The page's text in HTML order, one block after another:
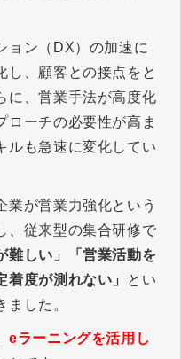
ョン（DX）の加速に
し、顧客との接点をと
に、営業手法が高度化
ローチの必要性が高ま
ルも急速に変化してい
業が営業力強化という
、従来型の集合研修で
難しい」「営業活動を
着度が測れない」
とい
した。
eラーニングを活用し